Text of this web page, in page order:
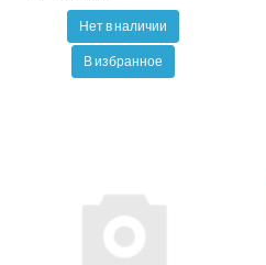
Нет в наличии
В избранное